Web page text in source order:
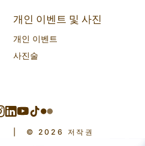
개인 이벤트 및 사진
개인 이벤트
사진술
© 2026 저작권